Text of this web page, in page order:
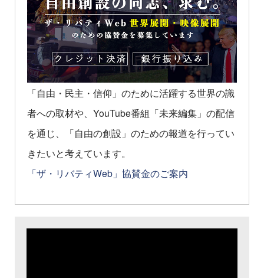
「自由・民主・信仰」のために活躍する世界の識
者への取材や、YouTube番組「未来編集」の配信
を通じ、「自由の創設」のための報道を行ってい
きたいと考えています。
「ザ・リバティWeb」協賛金のご案内